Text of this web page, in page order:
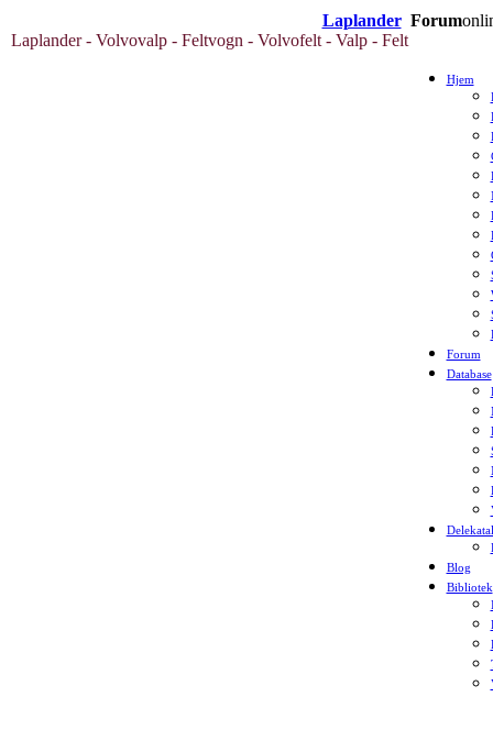
Laplander Forum
Laplander - Volvovalp - Feltvogn - Volvofelt - Valp - Felt
Hjem
Forum
Database
Blog
Bibliotek